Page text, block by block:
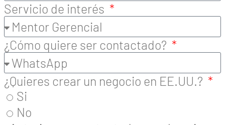
Servicio de interés
¿Cómo quiere ser contactado?
¿Quieres crear un negocio en EE.UU.?
Si
No